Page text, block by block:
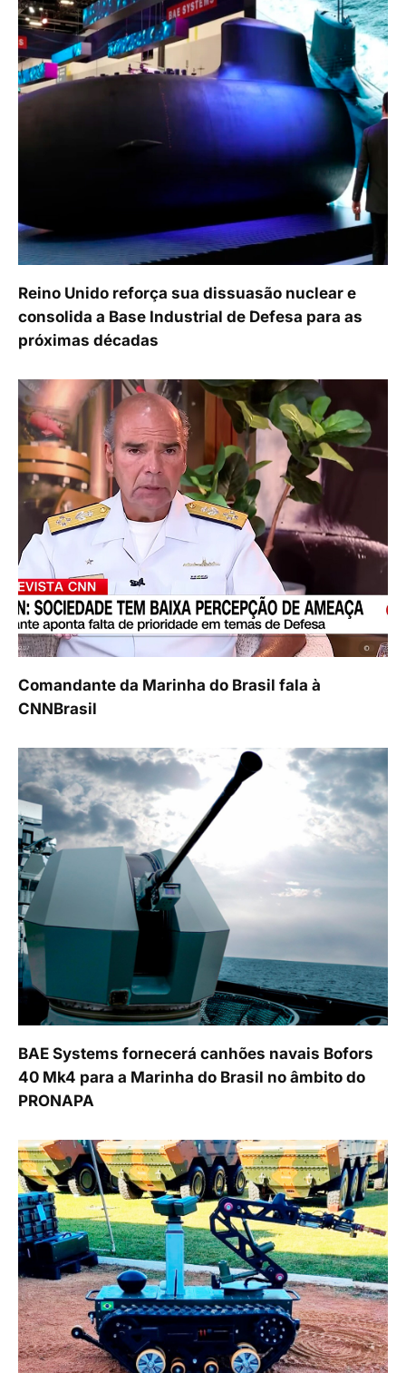
Reino Unido reforça sua dissuasão nuclear e
consolida a Base Industrial de Defesa para as
próximas décadas
Comandante da Marinha do Brasil fala à
CNNBrasil
BAE Systems fornecerá canhões navais Bofors
40 Mk4 para a Marinha do Brasil no âmbito do
PRONAPA